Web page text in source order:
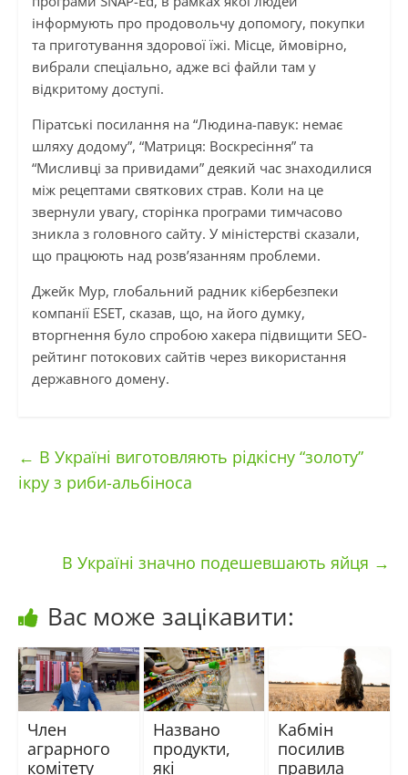
інформують про продовольчу допомогу, покупки
та приготування здорової їжі. Місце, ймовірно,
вибрали спеціально, адже всі файли там у
відкритому доступі.
Піратські посилання на “Людина-павук: немає
шляху додому”, “Матриця: Воскресіння” та
“Мисливці за привидами” деякий час знаходилися
між рецептами святкових страв. Коли на це
звернули увагу, сторінка програми тимчасово
зникла з головного сайту. У міністерстві сказали,
що працюють над розв’язанням проблеми.
Джейк Мур, глобальний радник кібербезпеки
компанії ESET, сказав, що, на його думку,
вторгнення було спробою хакера підвищити SEO-
рейтинг потокових сайтів через використання
державного домену.
← В Україні виготовляють рідкісну “золоту”
ікру з риби-альбіноса
В Україні значно подешевшають яйця →
Вас може зацікавити:
Член
аграрного
комітету
Названо
продукти,
які
Кабмін
посилив
правила